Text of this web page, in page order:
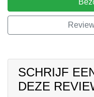
SCHRIJF
DEZE